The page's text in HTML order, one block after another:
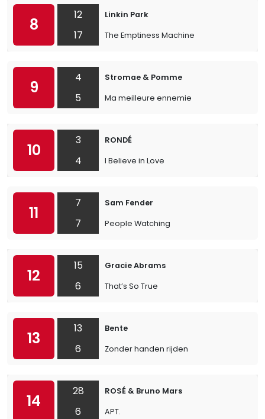
8
12
17
Linkin Park
The Emptiness Machine
9
4
5
Stromae & Pomme
Ma meilleure ennemie
10
3
4
RONDÉ
I Believe in Love
11
7
7
Sam Fender
People Watching
12
15
6
Gracie Abrams
That’s So True
13
13
6
Bente
Zonder handen rijden
14
28
6
ROSÉ & Bruno Mars
APT.